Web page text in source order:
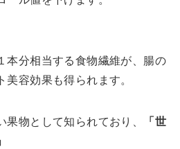
本分相当する食物繊維が、腸の
容効果も得られます。
物として知られており、
「世